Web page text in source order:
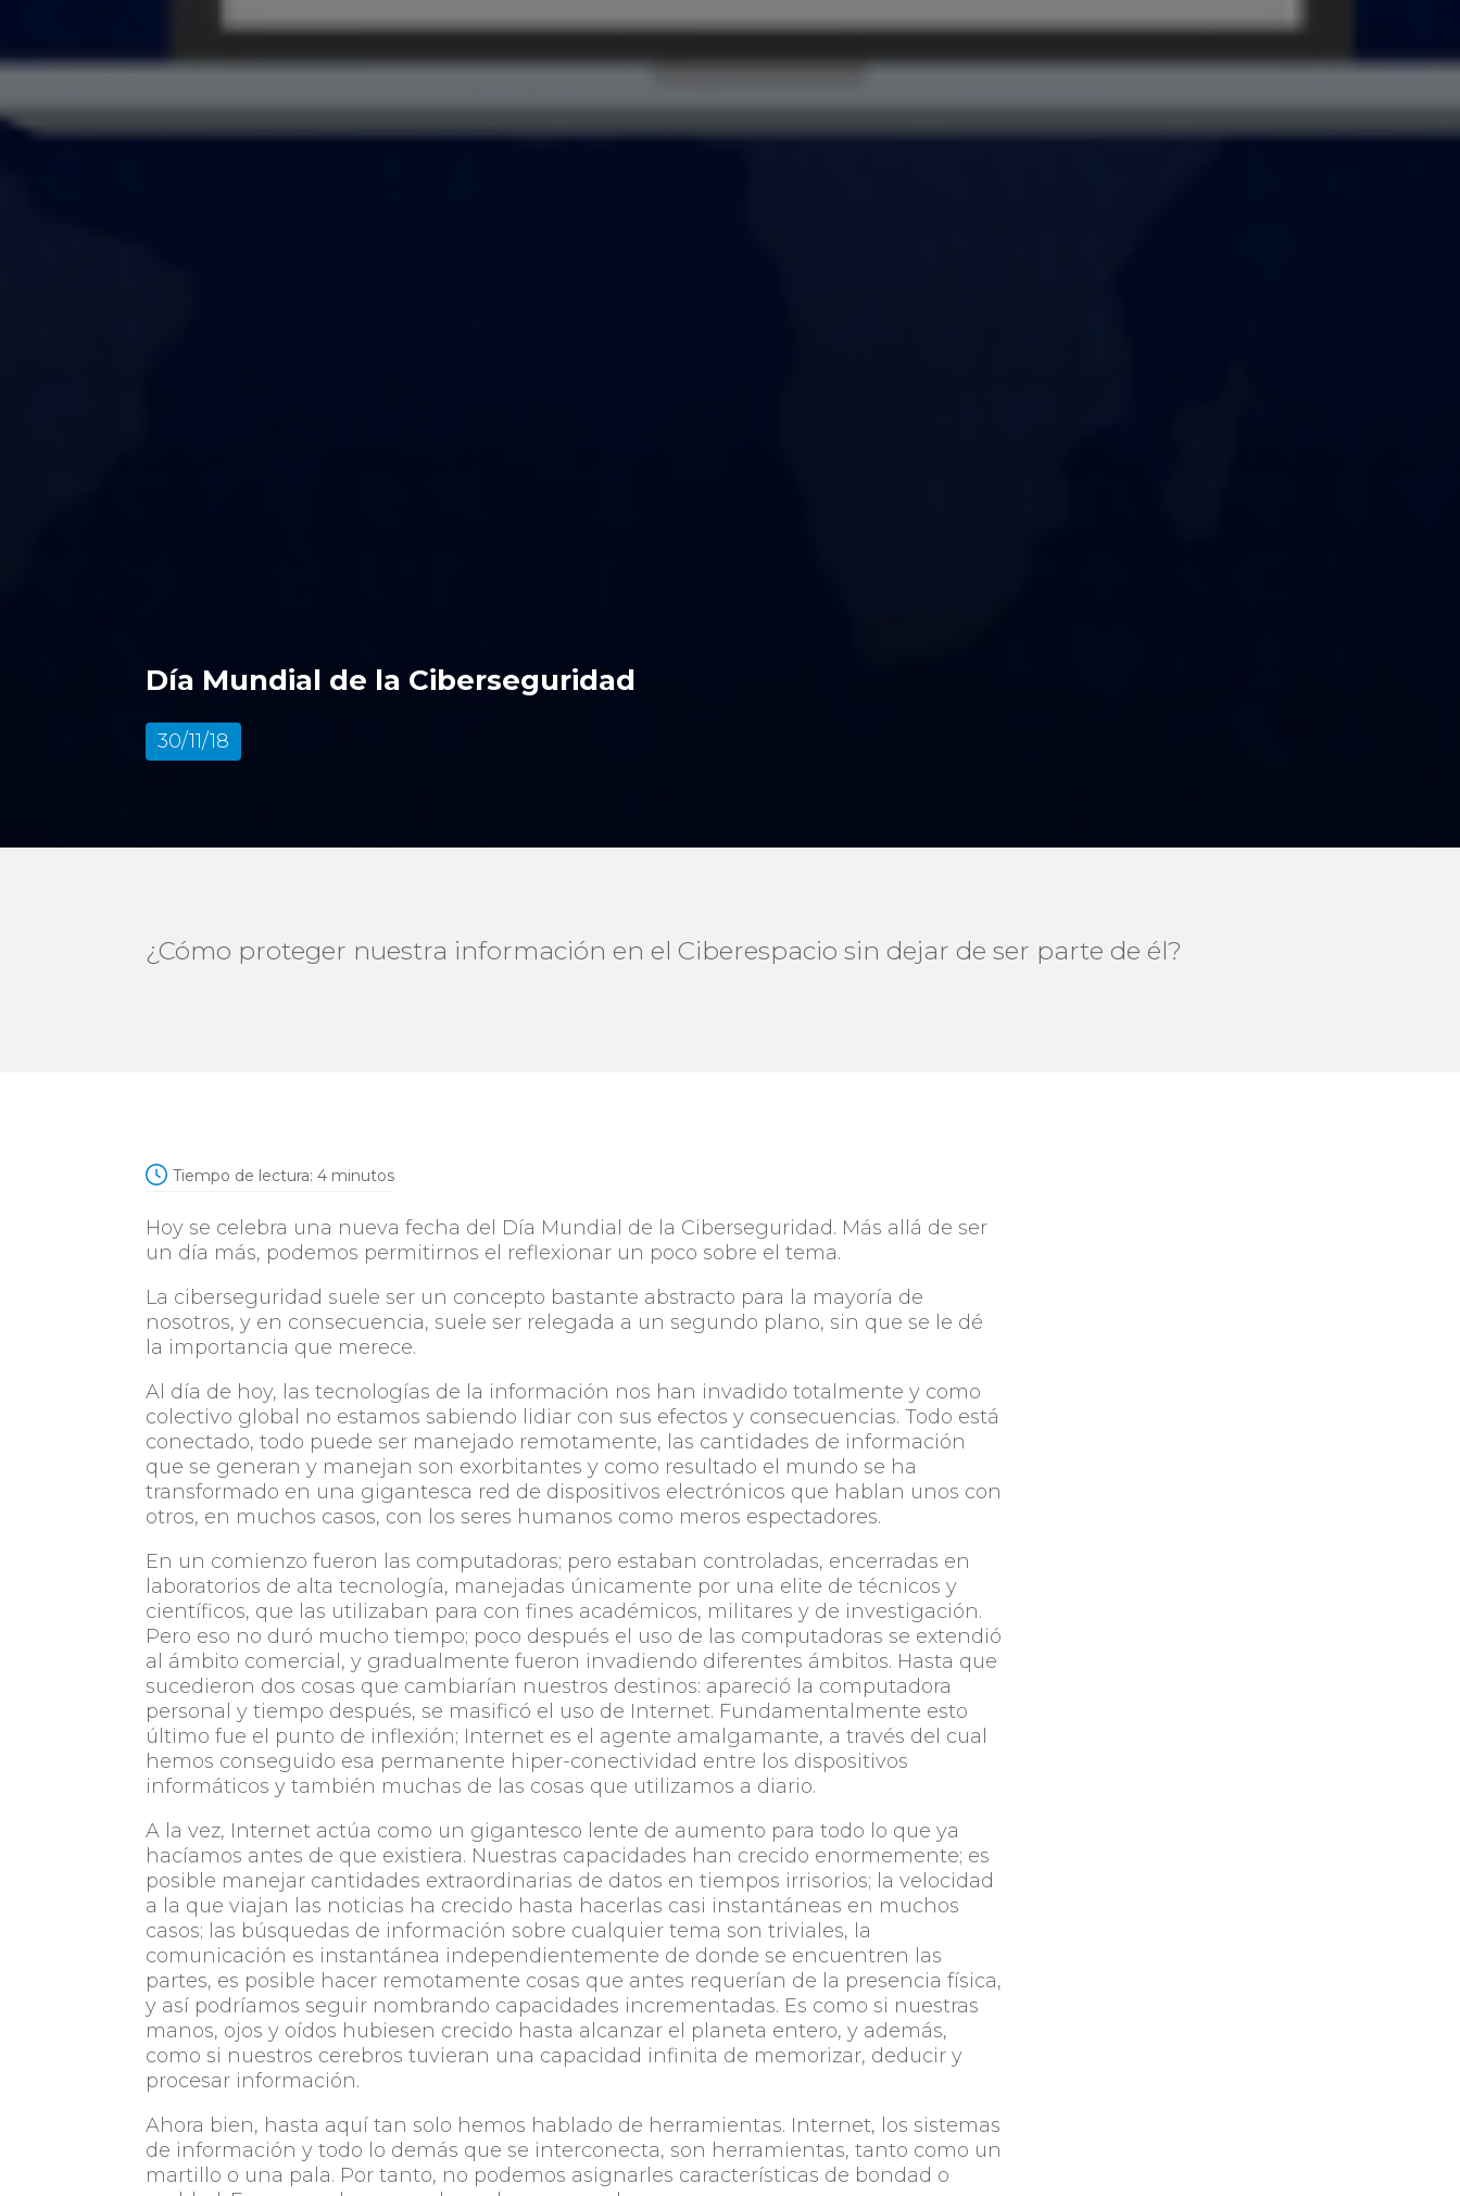
Día Mundial de la Ciberseguridad
30/11/18
¿Cómo proteger nuestra información en el Ciberespacio sin dejar de ser parte de él?
Tiempo de lectura: 4 minutos
Hoy se celebra una nueva fecha del Día Mundial de la Ciberseguridad. Más allá de ser
un día más, podemos permitirnos el reflexionar un poco sobre el tema.
La ciberseguridad suele ser un concepto bastante abstracto para la mayoría de
nosotros, y en consecuencia, suele ser relegada a un segundo plano, sin que se le dé
la importancia que merece.
Al día de hoy, las tecnologías de la información nos han invadido totalmente y como
colectivo global no estamos sabiendo lidiar con sus efectos y consecuencias. Todo está
conectado, todo puede ser manejado remotamente, las cantidades de información
que se generan y manejan son exorbitantes y como resultado el mundo se ha
transformado en una gigantesca red de dispositivos electrónicos que hablan unos con
otros, en muchos casos, con los seres humanos como meros espectadores.
En un comienzo fueron las computadoras; pero estaban controladas, encerradas en
laboratorios de alta tecnología, manejadas únicamente por una elite de técnicos y
científicos, que las utilizaban para con fines académicos, militares y de investigación.
Pero eso no duró mucho tiempo; poco después el uso de las computadoras se extendió
al ámbito comercial, y gradualmente fueron invadiendo diferentes ámbitos. Hasta que
sucedieron dos cosas que cambiarían nuestros destinos: apareció la computadora
personal y tiempo después, se masificó el uso de Internet. Fundamentalmente esto
último fue el punto de inflexión; Internet es el agente amalgamante, a través del cual
hemos conseguido esa permanente hiper-conectividad entre los dispositivos
informáticos y también muchas de las cosas que utilizamos a diario.
A la vez, Internet actúa como un gigantesco lente de aumento para todo lo que ya
hacíamos antes de que existiera. Nuestras capacidades han crecido enormemente; es
posible manejar cantidades extraordinarias de datos en tiempos irrisorios; la velocidad
a la que viajan las noticias ha crecido hasta hacerlas casi instantáneas en muchos
casos; las búsquedas de información sobre cualquier tema son triviales, la
comunicación es instantánea independientemente de donde se encuentren las
partes, es posible hacer remotamente cosas que antes requerían de la presencia física,
y así podríamos seguir nombrando capacidades incrementadas. Es como si nuestras
manos, ojos y oídos hubiesen crecido hasta alcanzar el planeta entero, y además,
como si nuestros cerebros tuvieran una capacidad infinita de memorizar, deducir y
procesar información.
Ahora bien, hasta aquí tan solo hemos hablado de herramientas. Internet, los sistemas
de información y todo lo demás que se interconecta, son herramientas, tanto como un
martillo o una pala. Por tanto, no podemos asignarles características de bondad o